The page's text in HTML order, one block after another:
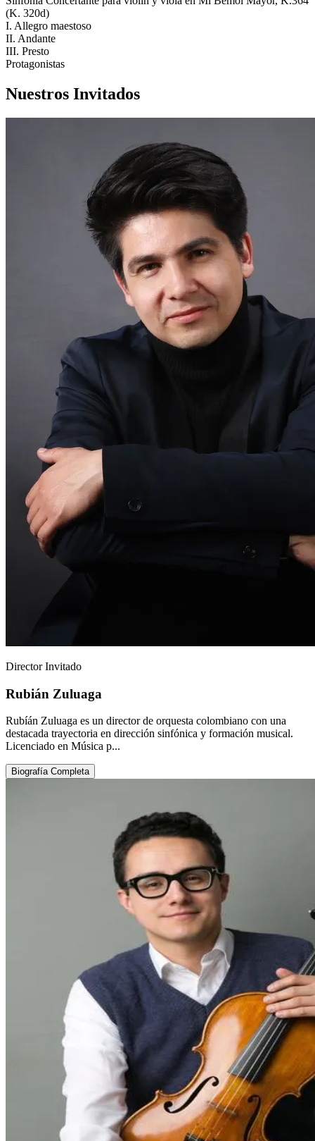
(K. 320d)
I. Allegro maestoso
II. Andante
III. Presto
Protagonistas
Nuestros Invitados
Director Invitado
Rubián Zuluaga
Rubíán Zuluaga es un director de orquesta colombiano con una
destacada trayectoria en dirección sinfónica y formación musical.
Licenciado en Música p...
Biografía Completa